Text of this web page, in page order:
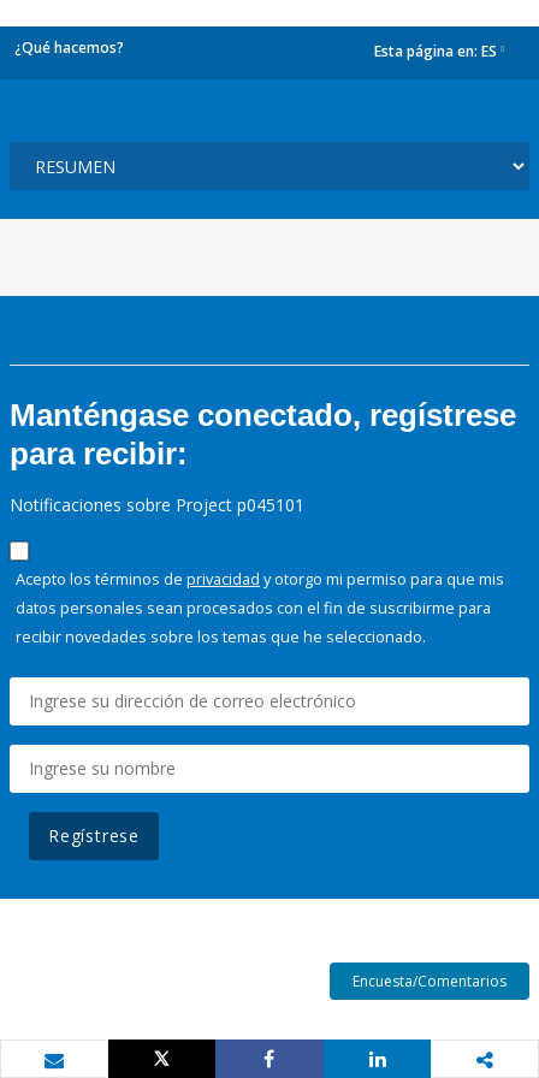
¿Qué hacemos? Esta página en: ES
Manténgase conectado, regístrese
para recibir:
Notificaciones sobre Project p045101
Acepto los términos de privacidad y otorgo mi permiso para que mis
datos personales sean procesados con el fin de suscribirme para
recibir novedades sobre los temas que he seleccionado.
Regístrese
Encuesta/Comentarios